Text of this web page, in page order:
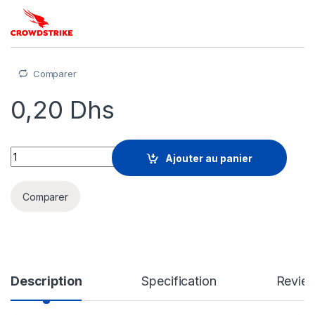
Comparer
0,20 Dhs
Falcon Firewall Management - licence d'abonnement (13
Ajouter au panier
Comparer
Description Specification